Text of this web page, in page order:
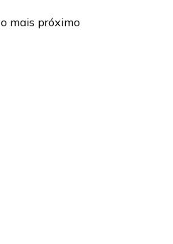
mais próximo